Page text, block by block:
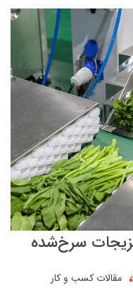
سرخ‌شده
مقالات کسب و کار